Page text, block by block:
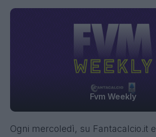
Fvm Weekly
Ogni mercoledì, su Fantacalcio.it e